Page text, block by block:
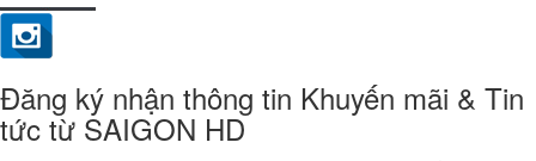
Đăng ký nhận thông tin Khuyến mãi & Tin
tức từ SAIGON HD